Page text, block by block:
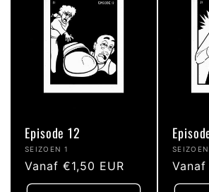
Episode 12
Verkoper:
SEIZOEN 1
Normale
prijs
Vanaf €1,50 EUR
prijs
Vanaf